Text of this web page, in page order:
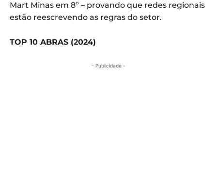
Mart Minas em 8º – provando que redes regionais
estão reescrevendo as regras do setor.
TOP 10 ABRAS (2024)
- Publicidade -